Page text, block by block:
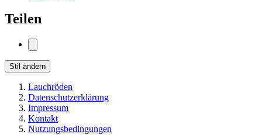
Teilen
Stil ändern
Lauchröden
Datenschutzerklärung
Impressum
Kontakt
Nutzungsbedingungen